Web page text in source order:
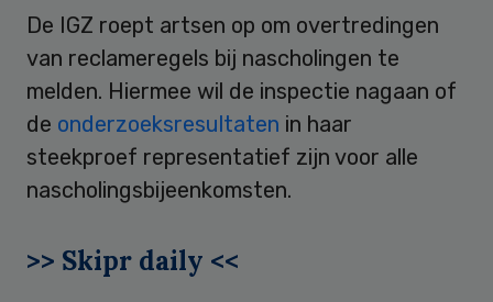
De IGZ roept artsen op om overtredingen
van reclameregels bij nascholingen te
melden. Hiermee wil de inspectie nagaan of
de onderzoeksresultaten in haar
steekproef representatief zijn voor alle
nascholingsbijeenkomsten.
>> Skipr daily <<